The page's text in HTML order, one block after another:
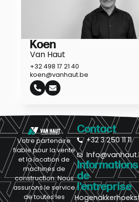
Koen
Van Haut
+32 498 17 21 40
koen@vanhaut.be
Votre partenaire
fiable pour la vente
et la location de
machines de
construction. Nous
assurons le service
de toutes les
Contact
+32 3 250 11 11
Informations
de
l'entreprise